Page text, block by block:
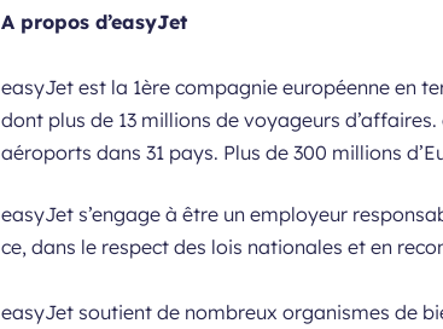
A propos d’easyJet
easyJet est la 1ère compagnie européenne en
dont plus de 13 millions de voyageurs
aéroports dans 31 pays. Plus de 300 millions
easyJet s’engage à être un employeur
ce, dans le respect des lois nationales et en
easyJet soutient de nombreux organismes de